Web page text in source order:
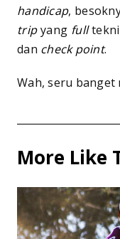
handicap,
tripyang full
dan check point.
Wah, seru banget
More Like